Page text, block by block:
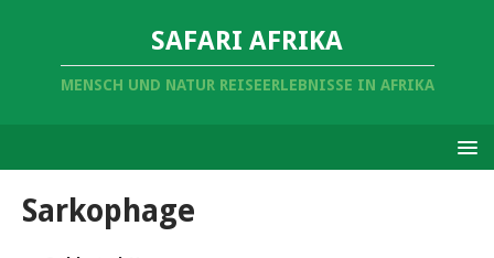
SAFARI AFRIKA
MENSCH UND NATUR REISEERLEBNISSE IN AFRIKA
Sarkophage